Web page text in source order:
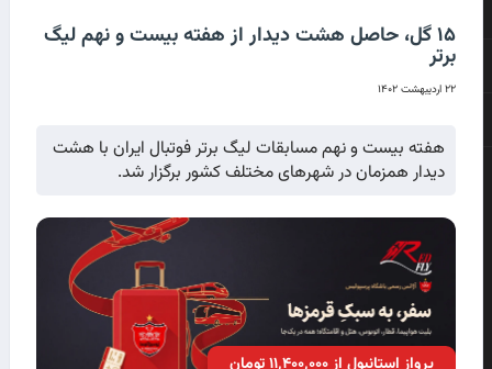
۱۵ گل، حاصل هشت دیدار از هفته بیست و نهم لیگ
برتر
۲۲ اردیبهشت ۱۴۰۲
هفته بیست و نهم مسابقات لیگ برتر فوتبال ایران با هشت
دیدار همزمان در شهرهای مختلف کشور برگزار شد.